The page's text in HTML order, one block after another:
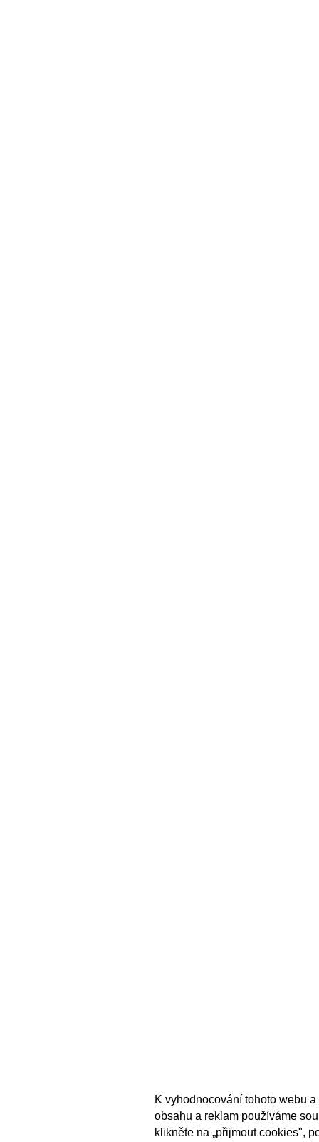
K vyhodnocování tohoto webu
obsahu a reklam používáme
klikněte na „přijmout cookies",